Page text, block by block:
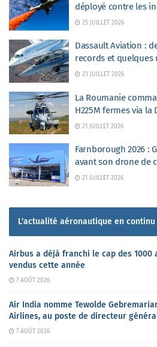
déployé contre les
25 JUILLET 2026
Dassault Aviation :
records et quelques
23 JUILLET 2026
La Roumanie
H225M fermes via la
21 JUILLET 2026
Farnborough 2026 :
avant son drone de
21 JUILLET 2026
L'actualité aéronautique en continu
Airbus a déjà franchi le cap des 1000
vendus cette année
7 AOÛT 2026
Air India nomme Tewolde
Airlines, au poste de directeur
7 AOÛT 2026